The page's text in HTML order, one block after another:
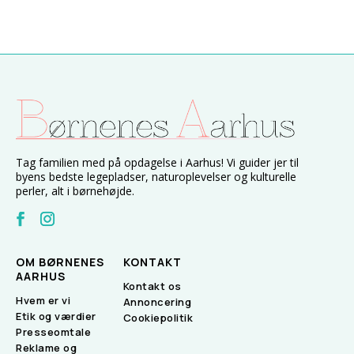
Tag familien med på opdagelse i Aarhus! Vi guider jer til
byens bedste legepladser, naturoplevelser og kulturelle
perler, alt i børnehøjde.
OM BØRNENES
AARHUS
Hvem er vi
Etik og værdier
Presseomtale
Reklame og
KONTAKT
Kontakt os
Annoncering
Cookiepolitik